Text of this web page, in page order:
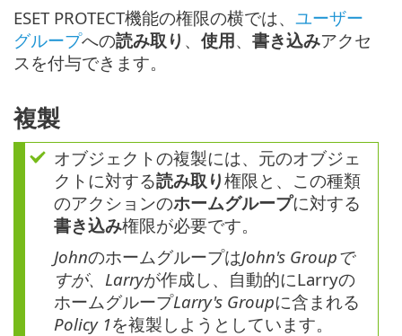
ESET PROTECT機能の権限の横では、 ユーザー
グループへの読み取り 、 使用、 書き込みアクセ
スを付与できます。
複製
オブジェクトの複製には、元のオブジェ
クトに対する読み取り権限と、この種類
のアクションのホームグループに対する
書き込み権限が必要です。
JohnのホームグループはJohn's Groupで
すが、Larryが作成し、自動的にLarryの
ホームグループLarry's Groupに含まれる
Policy 1を複製しようとしています。